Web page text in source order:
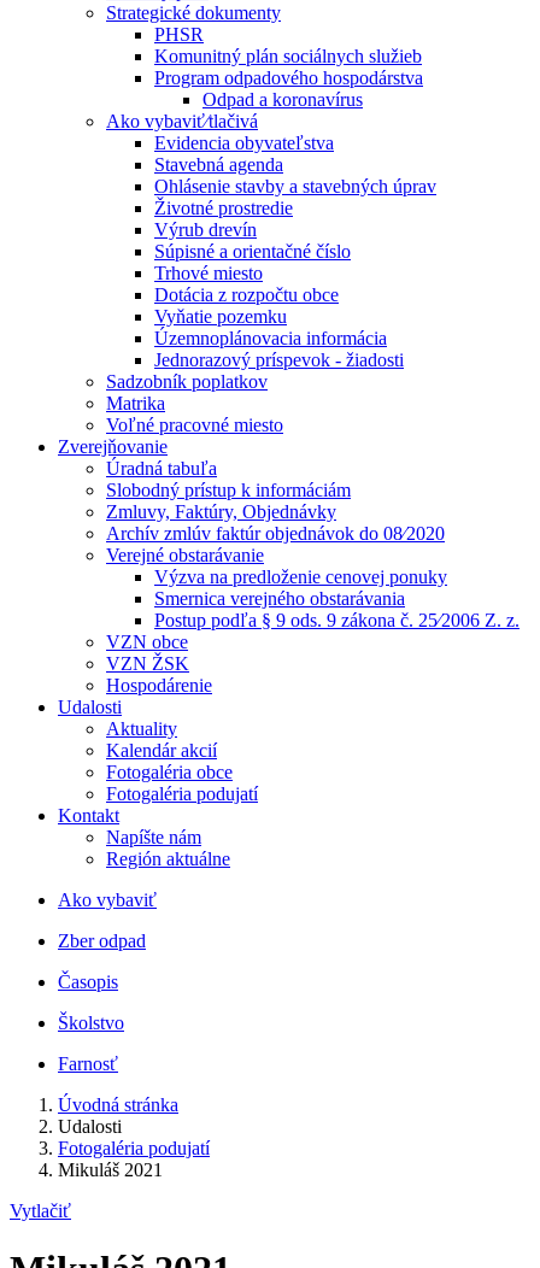
Strategické dokumenty
PHSR
Komunitný plán sociálnych služieb
Program odpadového hospodárstva
Odpad a koronavírus
Ako vybaviť⁄tlačivá
Evidencia obyvateľstva
Stavebná agenda
Ohlásenie stavby a stavebných úprav
Životné prostredie
Výrub drevín
Súpisné a orientačné číslo
Trhové miesto
Dotácia z rozpočtu obce
Vyňatie pozemku
Územnoplánovacia informácia
Jednorazový príspevok - žiadosti
Sadzobník poplatkov
Matrika
Voľné pracovné miesto
Zverejňovanie
Úradná tabuľa
Slobodný prístup k informáciám
Zmluvy, Faktúry, Objednávky
Archív zmlúv faktúr objednávok do 08⁄2020
Verejné obstarávanie
Výzva na predloženie cenovej ponuky
Smernica verejného obstarávania
Postup podľa § 9 ods. 9 zákona č. 25⁄2006 Z. z.
VZN obce
VZN ŽSK
Hospodárenie
Udalosti
Aktuality
Kalendár akcií
Fotogaléria obce
Fotogaléria podujatí
Kontakt
Napíšte nám
Región aktuálne
Ako vybaviť
Zber odpad
Časopis
Školstvo
Farnosť
Úvodná stránka
Udalosti
Fotogaléria podujatí
Mikuláš 2021
Vytlačiť